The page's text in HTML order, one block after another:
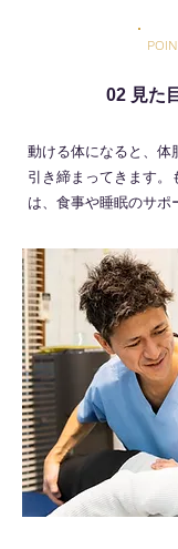
02 見た
動ける体になると、体
引き締まってきます。
は、食事や睡眠のサポ